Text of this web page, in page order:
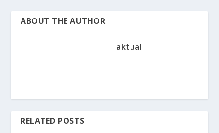
ABOUT THE AUTHOR
aktual
RELATED POSTS